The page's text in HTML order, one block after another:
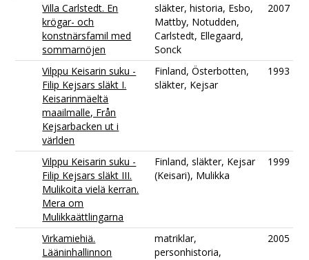
Villa Carlstedt. En
krögar- och
konstnärsfamil med
sommarnöjen
släkter, historia, Esbo,
Mattby, Notudden,
Carlstedt, Ellegaard,
Sonck
2007
Vilppu Keisarin suku -
Filip Kejsars släkt I.
Keisarinmäeltä
maailmalle, Från
Kejsarbacken ut i
världen
Finland, Österbotten,
släkter, Kejsar
1993
Vilppu Keisarin suku -
Filip Kejsars släkt III.
Mulikoita vielä kerran.
Mera om
Mulikkaättlingarna
Finland, släkter, Kejsar
(Keisari), Mulikka
1999
Virkamiehiä.
Lääninhallinnon
matriklar,
personhistoria,
2005